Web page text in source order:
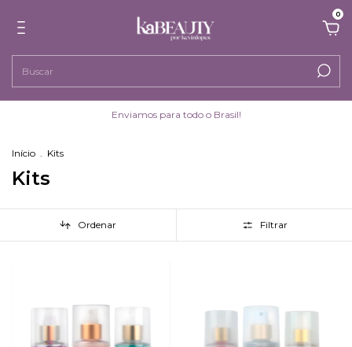
0
Enviamos para todo o Brasil!
Início . Kits
Kits
Ordenar Filtrar